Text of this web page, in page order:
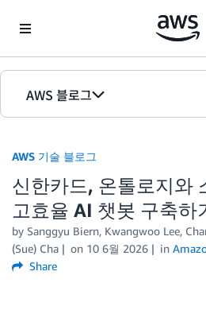
AWS 블로그
홈
에디션
AWS 기술 블로그
신한카드, 온톨로지와
고효율 AI 챗봇 구축하
by Sanggyu Biern, Kwangwoo Lee,
(Sue) Cha
on 10 6월 2026 in
Share